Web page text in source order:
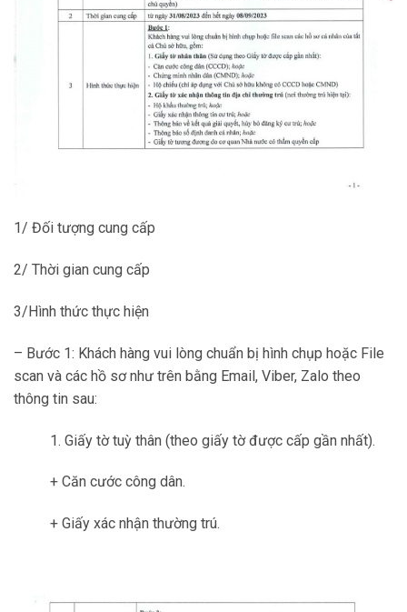
1/ Đối tượng cung cấp
2/ Thời gian cung cấp
3/Hình thức thực hiện
– Bước 1: Khách hàng vui lòng chuẩn bị hình chụp hoặc File
scan và các hồ sơ như trên bằng Email, Viber, Zalo theo
thông tin sau:
1. Giấy tờ tuỳ thân (theo giấy tờ được cấp gần nhất).
+ Căn cước công dân.
+ Giấy xác nhận thường trú.